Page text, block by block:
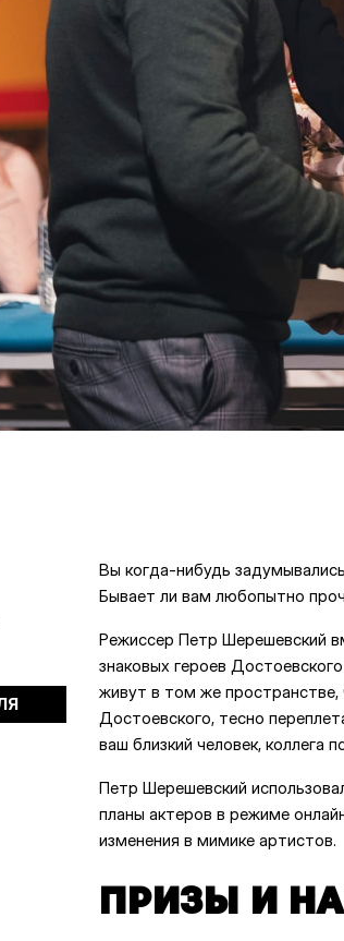
Вы когда-нибудь
Бывает ли вам любопытно
Режиссер Петр Шерешевский
знаковых героев
живут в том же пространстве,
Достоевского, тесно
ваш близкий человек, коллега
Петр Шерешевский
планы актеров в режиме
изменения в мимике артистов.
ПРИЗЫ И